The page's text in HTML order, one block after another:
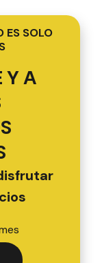
ES SOLO
Y A